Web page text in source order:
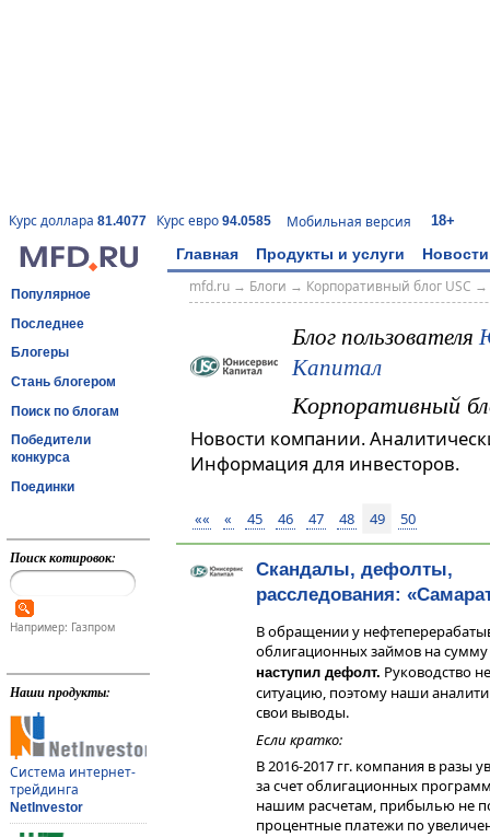
Курс доллара 81.4077 Курс евро 94.0585 Мобильная версия 18+
Главная Продукты и услуги Новости
Популярное
Последнее
Блогеры
Стань блогером
Поиск по блогам
Победители
конкурса
Поединки
Поиск котировок:
Например: Газпром
Наши продукты:
Система интернет-
трейдинга
NetInvestor
mfd.ru→ Блоги → Корпоративный блог USC →
Блог пользователя
Капитал
Корпоративный
Новости компании.
Информация для инвесторов.
«« « 45 46 47 48 49 50
Скандалы, дефолты,
расследования:
В обращении у
облигационных займов на
наступил дефолт. Руководство
ситуацию, поэтому наши
свои выводы.
Если кратко:
В 2016-2017 гг. компания в разы
за счет облигационных
нашим расчетам, прибылью не
процентные платежи по